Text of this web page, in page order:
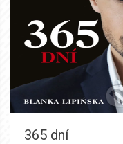
365 dní